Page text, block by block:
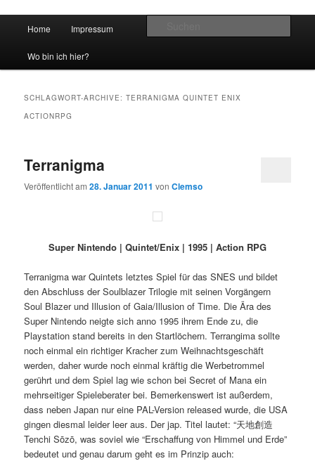
vidgames.de
Zum Inhalt wechseln
Zum sekundären Inhalt wechseln
Home Impressum
Wo bin ich hier?
SCHLAGWORT-ARCHIVE:TERRANIGMA QUINTET ENIX
ACTIONRPG
Terranigma
Veröffentlicht am28. Januar 2011 vonClemso
Super Nintendo | Quintet/Enix | 1995 | Action RPG
Terranigma war Quintets letztes Spiel für das SNES und bildet
den Abschluss der Soulblazer Trilogie mit seinen Vorgängern
Soul Blazer und Illusion of Gaia/Illusion of Time. Die Ära des
Super Nintendo neigte sich anno 1995 ihrem Ende zu, die
Playstation stand bereits in den Startlöchern. Terrangima sollte
noch einmal ein richtiger Kracher zum Weihnachtsgeschäft
werden, daher wurde noch einmal kräftig die Werbetrommel
gerührt und dem Spiel lag wie schon bei Secret of Mana ein
mehrseitiger Spieleberater bei. Bemerkenswert ist außerdem,
dass neben Japan nur eine PAL-Version released wurde, die USA
gingen diesmal leider leer aus. Der jap. Titel lautet: “天地創造
Tenchi Sōzō, was soviel wie “Erschaffung von Himmel und Erde”
bedeutet und genau darum geht es im Prinzip auch: